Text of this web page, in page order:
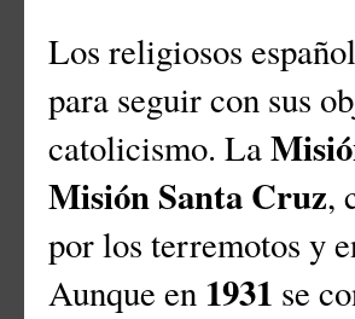
Los religiosos
para seguir con sus
catolicismo. La
Misión Santa Cruz,
por los terremotos y
Aunque en 1931 se